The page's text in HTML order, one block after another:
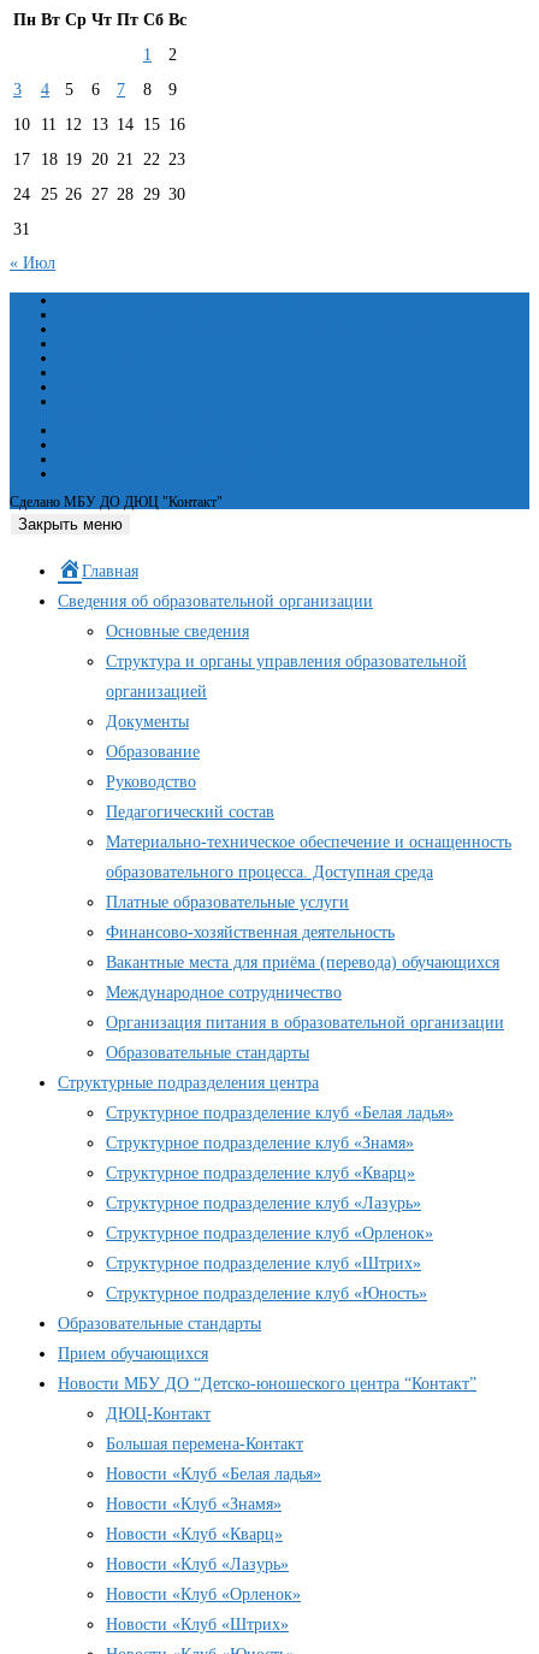
Пн Вт Ср Чт Пт Сб Вс
1
2
3
4 5 6 7 8
9
10
11 12 13 14 15 16
17
18 19 20 21 22 23
24 25 26 27 28 29 30
31
« Июл
Сделано МБУ ДО ДЮЦ "Контакт"
Закрыть меню
Главная
Сведения об образовательной организации
Основные сведения
Структура и органы управления образовательной
организацией
Документы
Образование
Руководство
Педагогический состав
Материально-техническое обеспечение и оснащенность
образовательного процесса. Доступная среда
Платные образовательные услуги
Финансово-хозяйственная деятельность
Вакантные места для приёма (перевода) обучающихся
Международное сотрудничество
Организация питания в образовательной организации
Образовательные стандарты
Структурные подразделения центра
Структурное подразделение клуб «Белая ладья»
Структурное подразделение клуб «Знамя»
Структурное подразделение клуб «Кварц»
Структурное подразделение клуб «Лазурь»
Структурное подразделение клуб «Орленок»
Структурное подразделение клуб «Штрих»
Структурное подразделение клуб «Юность»
Образовательные стандарты
Прием обучающихся
Новости МБУ ДО “Детско-юношеского центра “Контакт”
ДЮЦ-Контакт
Большая перемена-Контакт
Новости «Клуб «Белая ладья»
Новости «Клуб «Знамя»
Новости «Клуб «Кварц»
Новости «Клуб «Лазурь»
Новости «Клуб «Орленок»
Новости «Клуб «Штрих»